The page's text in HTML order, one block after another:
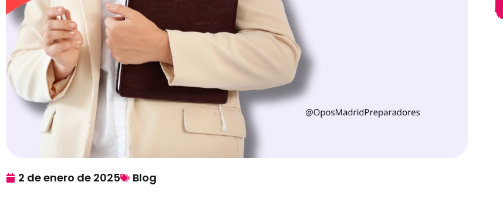
2 de enero de 2025 Blog